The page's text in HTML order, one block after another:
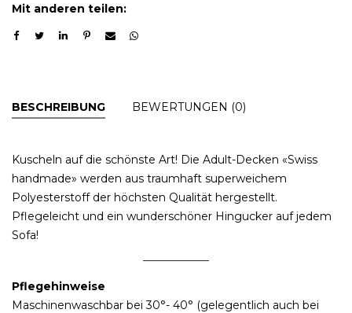
Mit anderen teilen:
BESCHREIBUNG BEWERTUNGEN (0)
Kuscheln auf die schönste Art! Die Adult-Decken «Swiss
handmade» werden aus traumhaft superweichem
Polyesterstoff der höchsten Qualität hergestellt.
Pflegeleicht und ein wunderschöner Hingucker auf jedem
Sofa!
Pflegehinweise
Maschinenwaschbar bei 30°- 40° (gelegentlich auch bei